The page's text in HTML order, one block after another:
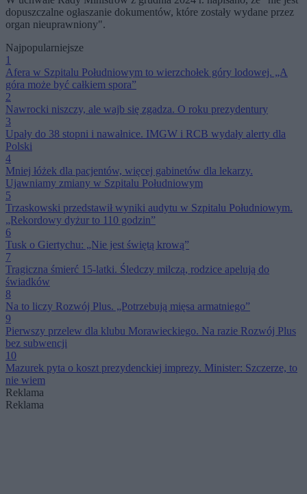
dopuszczalne ogłaszanie dokumentów, które zostały wydane przez
organ nieuprawniony".
Najpopularniejsze
1
Afera w Szpitalu Południowym to wierzchołek góry lodowej. „A
góra może być całkiem spora”
2
Nawrocki niszczy, ale wajb się zgadza. O roku prezydentury
3
Upały do 38 stopni i nawałnice. IMGW i RCB wydały alerty dla
Polski
4
Mniej łóżek dla pacjentów, więcej gabinetów dla lekarzy.
Ujawniamy zmiany w Szpitalu Południowym
5
Trzaskowski przedstawił wyniki audytu w Szpitalu Południowym.
„Rekordowy dyżur to 110 godzin”
6
Tusk o Giertychu: „Nie jest świętą krową”
7
Tragiczna śmierć 15-latki. Śledczy milczą, rodzice apelują do
świadków
8
Na to liczy Rozwój Plus. „Potrzebują mięsa armatniego”
9
Pierwszy przelew dla klubu Morawieckiego. Na razie Rozwój Plus
bez subwencji
10
Mazurek pyta o koszt prezydenckiej imprezy. Minister: Szczerze, to
nie wiem
Reklama
Reklama